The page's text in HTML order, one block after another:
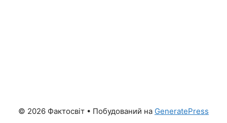
© 2026 Фактосвіт • Побудований на GeneratePress